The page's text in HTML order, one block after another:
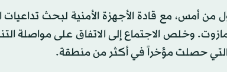
أمس، مع قادة الأجهزة الأمنية لبحث تداعيات
وخلص الاجتماع إلى الاتفاق على مواصلة
التي حصلت مؤخراً في أكثر من منطقة.